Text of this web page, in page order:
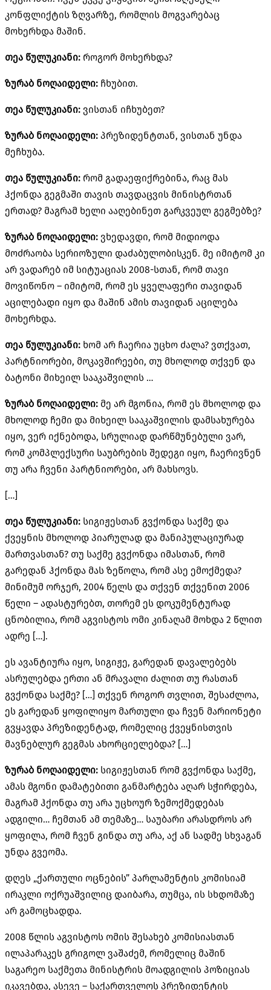
კონფლიქტის ზღვარზე, რომლის მოგვარებაც
მოხერხდა მაშინ.
თეა წულუკიანი: როგორ მოხერხდა?
ზურაბ ნოღაიდელი: ჩხუბით.
თეა წულუკიანი: ვისთან იჩხუბეთ?
ზურაბ ნოღაიდელი: პრეზიდენტთან, ვისთან უნდა
მეჩხუბა.
თეა წულუკიანი: რომ გადაეფიქრებინა, რაც მას
ჰქონდა გეგმაში თავის თავდაცვის მინისტრთან
ერთად? მაგრამ ხელი ააღებინეთ გარკვეულ გეგმებზე?
ზურაბ ნოღაიდელი: ვხედავდი, რომ მიდიოდა
მოძრაობა სერიოზული დაძაბულობისკენ. მე იმიტომ კი
არ ვადარებ იმ სიტუაციას 2008-სთან, რომ თავი
მოვიწონო – იმიტომ, რომ ეს ყველაფერი თავიდან
აცილებადი იყო და მაშინ ამის თავიდან აცილება
მოხერხდა.
თეა წულუკიანი: ხომ არ ჩაერია უცხო ძალა? ვთქვათ,
პარტნიორები, მოკავშირეები, თუ მხოლოდ თქვენ და
ბატონი მიხეილ სააკაშვილის …
ზურაბ ნოღაიდელი: მე არ მგონია, რომ ეს მხოლოდ და
მხოლოდ ჩემი და მიხეილ სააკაშვილის დამსახურება
იყო, ვერ იქნებოდა, სრულიად დარწმუნებული ვარ,
რომ კომპლექსური საუბრების შედეგი იყო, ჩაერივნენ
თუ არა ჩვენი პარტნიორები, არ მახსოვს.
[…]
თეა წულუკიანი: სიგიჟესთან გვქონდა საქმე და
ქვეყნის მხოლოდ პიარულად და მანიპულაციურად
მართვასთან? თუ საქმე გვქონდა იმასთან, რომ
გარედან ჰქონდა მას ზეწოლა, რომ ასე ემოქმედა?
მინიმუმ ორჯერ, 2004 წელს და თქვენ თქვენით 2006
წელი – ადასტურებთ, თორემ ეს დოკუმენტურად
ცნობილია, რომ აგვისტოს ომი კინაღამ მოხდა 2 წლით
ადრე […].
ეს ავანტიურა იყო, სიგიჟე, გარედან დავალებებს
ასრულებდა ერთი ან მრავალი ძალით თუ რასთან
გვქონდა საქმე? […] თქვენ როგორ თვლით, შესაძლოა,
ეს გარედან ყოფილიყო მართული და ჩვენ მარიონეტი
გვყავდა პრეზიდენტად, რომელიც ქვეყნისთვის
მავნებლურ გეგმას ახორციელებდა? […]
ზურაბ ნოღაიდელი: სიგიჟესთან რომ გვქონდა საქმე,
ამას მგონი დამატებითი განმარტება აღარ სჭირდება,
მაგრამ ჰქონდა თუ არა უცხოურ ზემოქმედებას
ადგილი… ჩემთან ამ თემაზე… საუბარი არასდროს არ
ყოფილა, რომ ჩვენ გინდა თუ არა, აქ ან სადმე სხვაგან
უნდა გვეომა.
დღეს „ქართული ოცნების” პარლამენტის კომისიამ
ირაკლი ოქრუაშვილიც დაიბარა, თუმცა, ის სხდომაზე
არ გამოცხადდა.
2008 წლის აგვისტოს ომის შესახებ კომისიასთან
ილაპარაკეს გრიგოლ ვაშაძემ, რომელიც მაშინ
საგარეო საქმეთა მინისტრის მოადგილის პოზიციას
იკავებდა, ასევე – საქართველოს პრეზიდენტის